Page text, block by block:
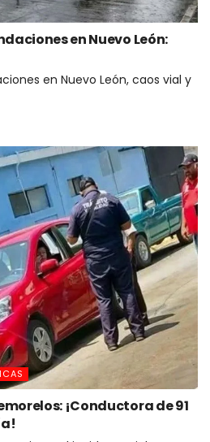
en Nuevo León:
en Nuevo León, caos vial y
¡Conductora de 91